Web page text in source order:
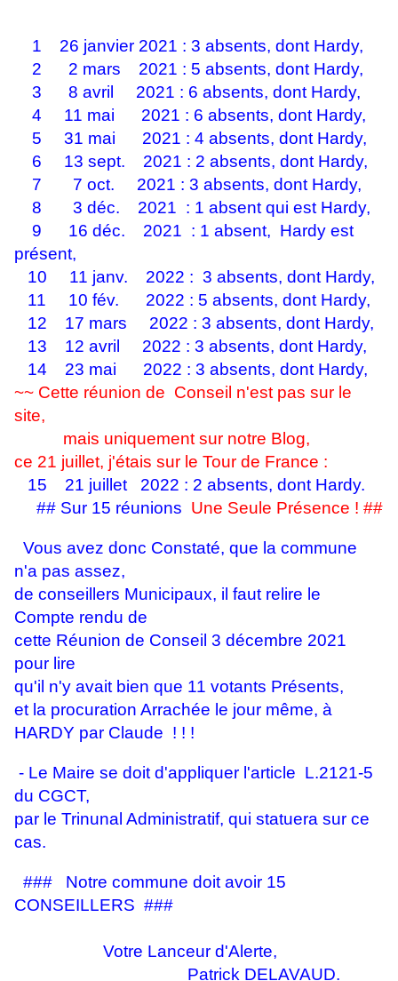
1 26 janvier 2021 : 3 absents, dont Hardy,
2 2 mars 2021 : 5 absents, dont Hardy,
3 8 avril 2021 : 6 absents, dont Hardy,
4 11 mai 2021 : 6 absents, dont Hardy,
5 31 mai 2021 : 4 absents, dont Hardy,
6 13 sept. 2021 : 2 absents, dont Hardy,
7 7 oct. 2021 : 3 absents, dont Hardy,
8 3 déc. 2021 : 1 absent qui est Hardy,
9 16 déc. 2021 : 1 absent, Hardy est
présent,
10 11 janv. 2022 : 3 absents, dont Hardy,
11 10 fév. 2022 : 5 absents, dont Hardy,
12 17 mars 2022 : 3 absents, dont Hardy,
13 12 avril 2022 : 3 absents, dont Hardy,
14 23 mai 2022 : 3 absents, dont Hardy,
~~ Cette réunion de Conseil n'est pas sur le
site,
mais uniquement sur notre Blog,
ce 21 juillet, j'étais sur le Tour de France :
15 21 juillet 2022 : 2 absents, dont Hardy.
## Sur 15 réunions Une Seule Présence ! ##
Vous avez donc Constaté, que la commune
n'a pas assez,
de conseillers Municipaux, il faut relire le
Compte rendu de
cette Réunion de Conseil 3 décembre 2021
pour lire
qu'il n'y avait bien que 11 votants Présents,
et la procuration Arrachée le jour même, à
HARDY par Claude ! ! !
- Le Maire se doit d'appliquer l'article L.2121-5
du CGCT,
par le Trinunal Administratif, qui statuera sur ce
cas.
### Notre commune doit avoir 15
CONSEILLERS ###
Votre Lanceur d'Alerte,
Patrick DELAVAUD.